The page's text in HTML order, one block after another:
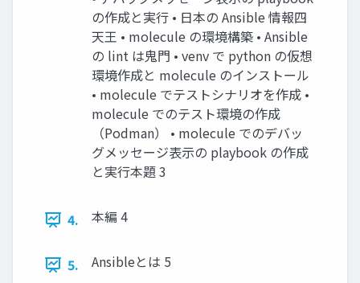
の作成と実行 • 日本の Ansible 情報四
天王 • molecule の環境構築 • Ansible
の lint は鬼門 • venv で python の仮想
環境作成と molecule のインストール
• molecule でテストシナリオを作成 •
molecule でのテスト環境の作成
（Podman） • molecule でのデバッ
グメッセージ表示の playbook の作成
と実行本題 3
4. 本編 4
5. Ansibleとは 5